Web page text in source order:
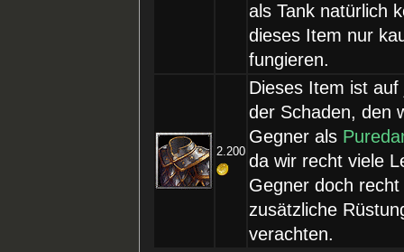
als Tank natürlich
dieses Item nur
fungieren.
2.200
Dieses Item ist
der Schaden, den
Gegner als
da wir recht viele
Gegner doch
zusätzliche
verachten.